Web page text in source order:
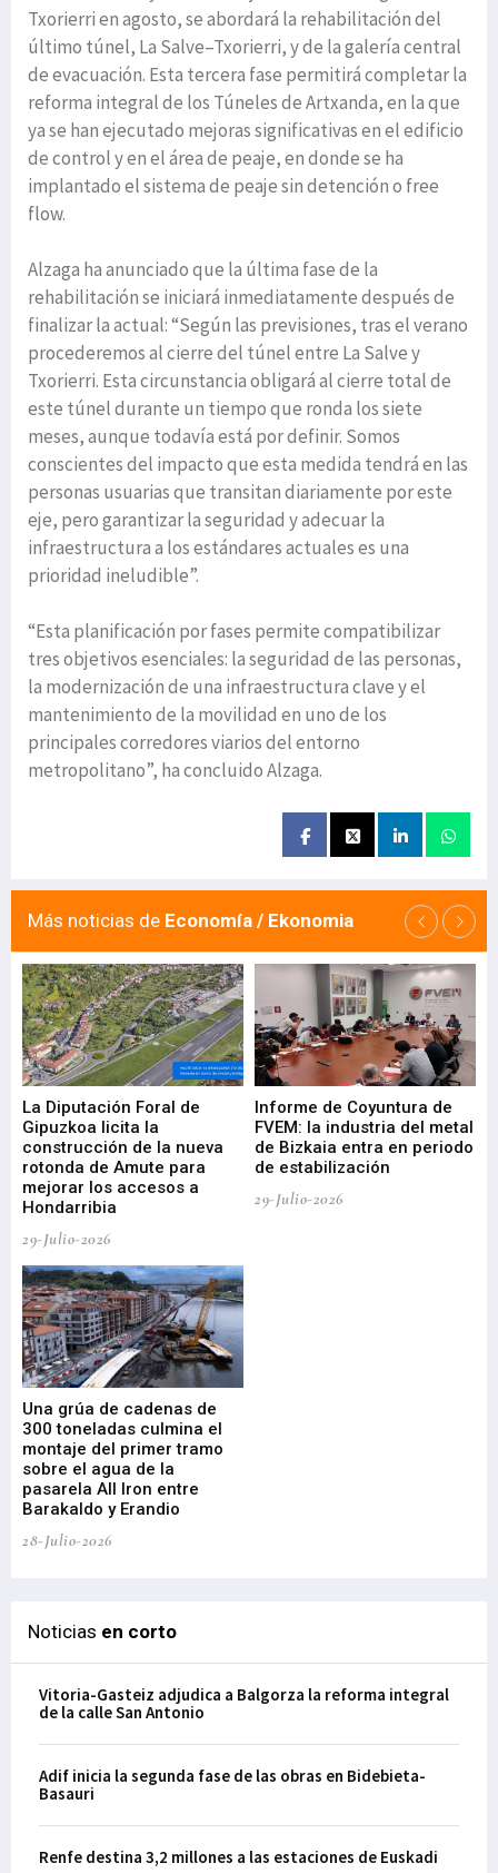
Txorierri en agosto, se abordará la rehabilitación del
último túnel, La Salve–Txorierri, y de la galería central
de evacuación. Esta tercera fase permitirá completar la
reforma integral de los Túneles de Artxanda, en la que
ya se han ejecutado mejoras significativas en el edificio
de control y en el área de peaje, en donde se ha
implantado el sistema de peaje sin detención o free
flow.
Alzaga ha anunciado que la última fase de la
rehabilitación se iniciará inmediatamente después de
finalizar la actual: “Según las previsiones, tras el verano
procederemos al cierre del túnel entre La Salve y
Txorierri. Esta circunstancia obligará al cierre total de
este túnel durante un tiempo que ronda los siete
meses, aunque todavía está por definir. Somos
conscientes del impacto que esta medida tendrá en las
personas usuarias que transitan diariamente por este
eje, pero garantizar la seguridad y adecuar la
infraestructura a los estándares actuales es una
prioridad ineludible”.
“Esta planificación por fases permite compatibilizar
tres objetivos esenciales: la seguridad de las personas,
la modernización de una infraestructura clave y el
mantenimiento de la movilidad en uno de los
principales corredores viarios del entorno
metropolitano”, ha concluido Alzaga.
Más noticias de Economía / Ekonomia
La Diputación Foral de
Gipuzkoa licita la
construcción de la nueva
rotonda de Amute para
mejorar los accesos a
Hondarribia
29-Julio-2026
Informe de Coyuntura de
FVEM: la industria del metal
de Bizkaia entra en periodo
de estabilización
29-Julio-2026
Una grúa de cadenas de
300 toneladas culmina el
montaje del primer tramo
sobre el agua de la
pasarela All Iron entre
Barakaldo y Erandio
28-Julio-2026
Noticias en corto
Vitoria-Gasteiz adjudica a Balgorza la reforma integral
de la calle San Antonio
Adif inicia la segunda fase de las obras en Bidebieta-
Basauri
Renfe destina 3,2 millones a las estaciones de Euskadi